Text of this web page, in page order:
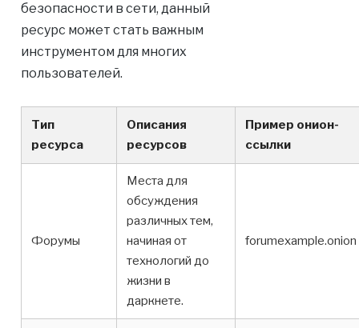
безопасности в сети, данный
ресурс может стать важным
инструментом для многих
пользователей.
Тип
ресурса
Описания
ресурсов
Пример онион-
ссылки
Форумы
Места для
обсуждения
различных тем,
начиная от
технологий до
жизни в
даркнете.
forumexample.onion